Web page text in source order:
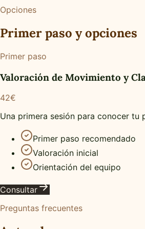
Opciones
Primer paso y opciones
Primer paso
Valoración de Movimiento y
42€
Una primera sesión para conocer
Primer paso recomendado
Valoración inicial
Orientación del equipo
Consultar
Preguntas frecuentes